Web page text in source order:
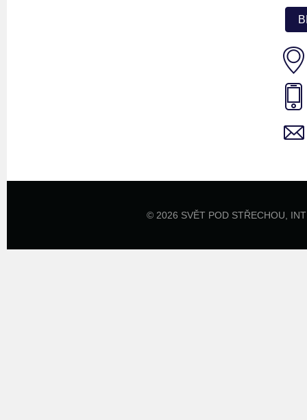
© 2026 SVĚT POD STŘECHOU,